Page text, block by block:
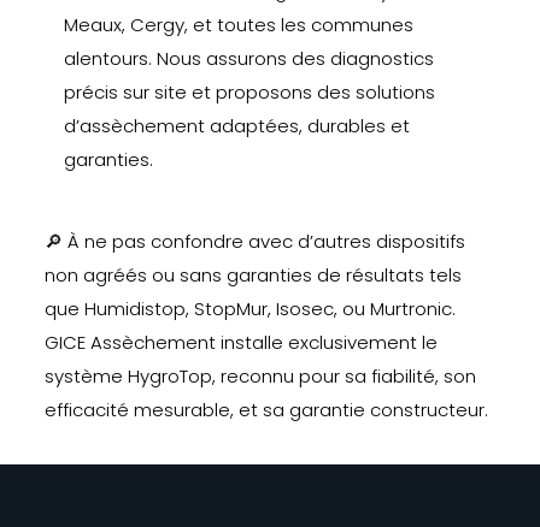
Meaux, Cergy, et toutes les communes
alentours. Nous assurons des diagnostics
précis sur site et proposons des solutions
d’assèchement adaptées, durables et
garanties.
🔎 À ne pas confondre avec d’autres dispositifs
non agréés ou sans garanties de résultats tels
que Humidistop, StopMur, Isosec, ou Murtronic.
GICE Assèchement installe exclusivement le
système HygroTop, reconnu pour sa fiabilité, son
efficacité mesurable, et sa garantie constructeur.